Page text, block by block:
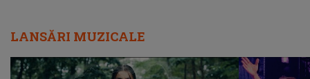
Când DORUL devine muzică, apare
"Nu ajung acasă". Piesa lansată de
Armin